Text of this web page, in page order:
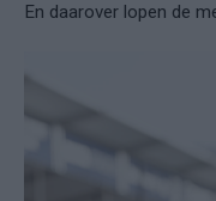
En daarover lopen de